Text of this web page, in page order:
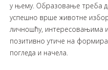
у њему. Образовање треба
успешно врше животне
личношћу, интересовањима
позитивно утиче на
погледа и начела.